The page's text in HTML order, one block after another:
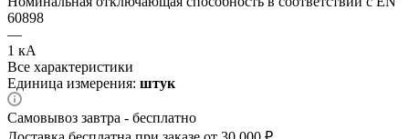
60898
—
1 кА
Все характеристики
Единица измерения: штук
Самовывоз завтра - бесплатно